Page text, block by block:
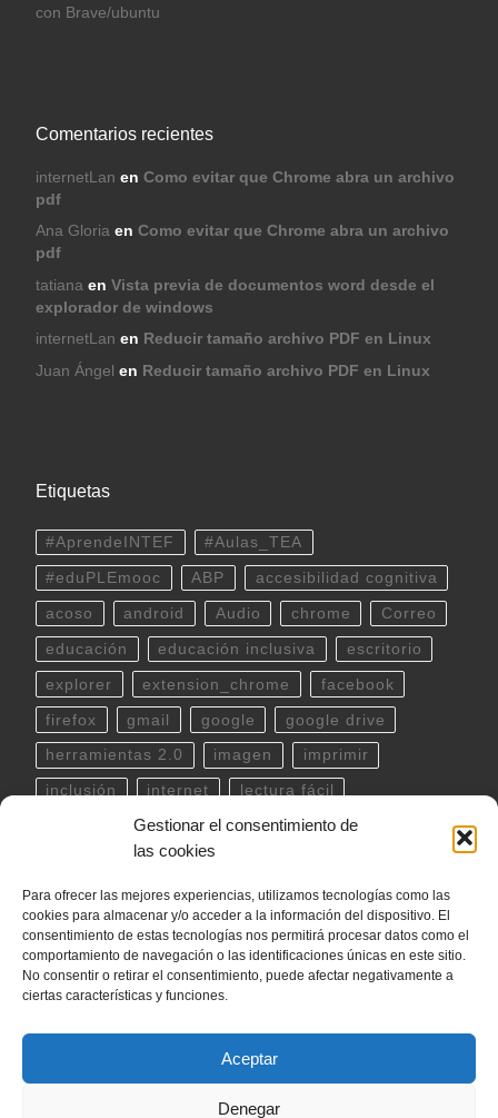
Gestionar el consentimiento de
las cookies
Para ofrecer las mejores experiencias, utilizamos tecnologías como las
cookies para almacenar y/o acceder a la información del dispositivo. El
consentimiento de estas tecnologías nos permitirá procesar datos como el
comportamiento de navegación o las identificaciones únicas en este sitio.
No consentir o retirar el consentimiento, puede afectar negativamente a
ciertas características y funciones.
Aceptar
Denegar
con Brave/ubuntu
Comentarios recientes
internetLan en Como evitar que Chrome abra un archivo
pdf
Ana Gloriaen Como evitar que Chrome abra un archivo
pdf
tatiana en Vista previa de documentos word desde el
explorador de windows
internetLan en Reducir tamaño archivo PDF en Linux
Juan Ángel en Reducir tamaño archivo PDF en Linux
Etiquetas
#AprendeINTEF #Aulas_TEA
#eduPLEmooc ABP accesibilidad cognitiva
acoso android Audio chrome Correo
educación educación inclusiva escritorio
explorer extension_chrome facebook
firefox gmail google google drive
herramientas 2.0 imagen imprimir
inclusión internet lectura fácil
linux musica outlook
powerpoint scratch
teclado Telegram terminal twitter
ubuntu video WhatsApp windows
word YouTube
– Todos los derechos reservados